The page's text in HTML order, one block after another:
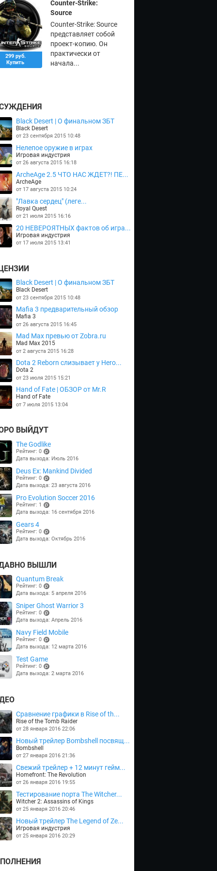
299 руб.
Купить
Counter-Strike:
Source
Counter-Strike: Source
представляет собой
проект-копию. Он
практически от
начала...
Black Desert | О финальном ЗБТ
Black Desert
от 23 сентября 2015 10:48
Нелепое оружие в играх
Игровая индустрия
от 26 августа 2015 16:18
ArcheAge 2.5 ЧТО НАС ЖДЕТ?! ПЕ...
ArcheAge
от 17 августа 2015 10:24
"Лавка сердец" (леге...
Royal Quest
от 21 июля 2015 16:16
20 НЕВЕРОЯТНЫХ фактов об игра...
Игровая индустрия
от 17 июля 2015 13:41
Black Desert | О финальном ЗБТ
Black Desert
от 23 сентября 2015 10:48
Mafia 3 предварительный обзор
Mafia 3
от 26 августа 2015 16:45
Mad Max превью от Zobra.ru
Mad Max 2015
от 2 августа 2015 16:28
Dota 2 Reborn слизывает у Hero...
Dota 2
от 23 июля 2015 15:21
Hand of Fate | ОБЗОР от Mr.R
Hand of Fate
от 7 июля 2015 13:04
ВЫЙДУТ
The Godlike
Рейтинг: 0
(points)
Дата выхода: Июль 2016
Deus Ex: Mankind Divided
Рейтинг: 0
(points)
Дата выхода: 23 августа 2016
Pro Evolution Soccer 2016
Рейтинг: 1
(points)
Дата выхода: 16 сентября 2016
Gears 4
Рейтинг: 0
(points)
Дата выхода: Октябрь 2016
ВЫШЛИ
Quantum Break
Рейтинг: 0
(points)
Дата выхода: 5 апреля 2016
Sniper Ghost Warrior 3
Рейтинг: 0
(points)
Дата выхода: Апрель 2016
Navy Field Mobile
Рейтинг: 0
(points)
Дата выхода: 12 марта 2016
Test Game
Рейтинг: 0
(points)
Дата выхода: 2 марта 2016
Сравнение графики в Rise of th...
Rise of the Tomb Raider
от 28 января 2016 22:06
Новый трейлер Bombshell посвящ...
Bombshell
от 27 января 2016 21:36
Cвежий трейлер + 12 минут гейм...
Homefront: The Revolution
от 26 января 2016 19:55
Тестирование порта The Witcher...
Witcher 2: Assassins of Kings
от 25 января 2016 20:46
Новый трейлер The Legend of Ze...
Игровая индустрия
от 25 января 2016 20:29